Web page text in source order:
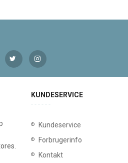
KUNDESERVICE
Kundeservice
Forbrugerinfo
Kontakt